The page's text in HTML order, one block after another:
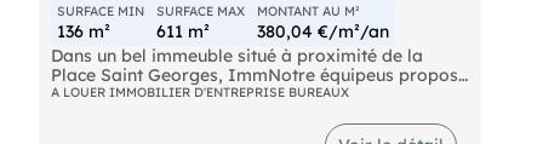
SURFACE MIN
136 m²
SURFACE MAX
611 m²
MONTANT AU M²
380,04 €/m²/an
Dans un bel immeuble situé à proximité de la
Place Saint Georges, ImmNotre équipeus propose
à la location des surfaces de bureaux fonctionnels
dispose de parkings, d'un gardien et d'espaces
A LOUER IMMOBILIER D'ENTREPRISE BUREAUX